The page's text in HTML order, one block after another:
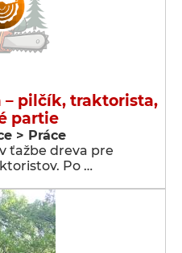
– pilčík, traktorista,
partie
> Práce
ťažbe dreva pre
Po …